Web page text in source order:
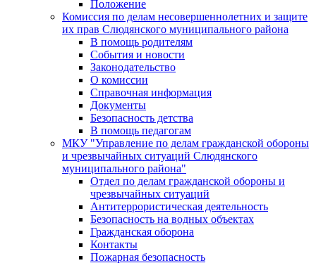
Положение
Комиссия по делам несовершеннолетних и защите
их прав Слюдянского муниципального района
В помощь родителям
События и новости
Законодательство
О комиссии
Справочная информация
Документы
Безопасность детства
В помощь педагогам
МКУ "Управление по делам гражданской обороны
и чрезвычайных ситуаций Слюдянского
муниципального района"
Отдел по делам гражданской обороны и
чрезвычайных ситуаций
Антитеррористическая деятельность
Безопасность на водных объектах
Гражданская оборона
Контакты
Пожарная безопасность